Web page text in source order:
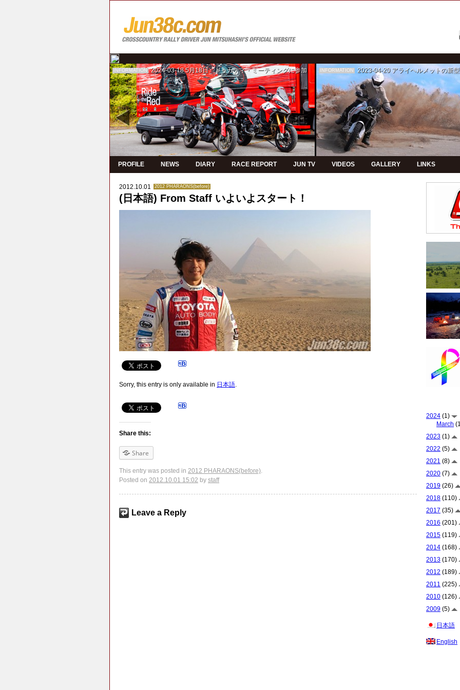
INFORMATION 2024-03-18 5月18日 ドゥカティ・ミーティングに参加 INFORMATION 2023-04-20 アライヘルメットの新型モデルPVの制
PROFILE NEWS DIARY RACE REPORT JUN TV VIDEOS GALLERY LINKS
2012.10.01 2012 PHARAONS(before)
(日本語) From Staff いよいよスタート！
Sorry, this entry is only available in 日本語.
Share this:
Share
This entry was posted in 2012 PHARAONS(before).
Posted on 2012.10.01 15:02 by staff
Leave a Reply
2024 (1)
March
2023 (1)
2022 (5)
2021 (8)
2020 (7)
2019 (26)
2018 (110)
2017 (35)
2016 (201)
2015 (119)
2014 (168)
2013 (170)
2012 (189)
2011 (225)
2010 (126)
2009 (5)
日本語
English